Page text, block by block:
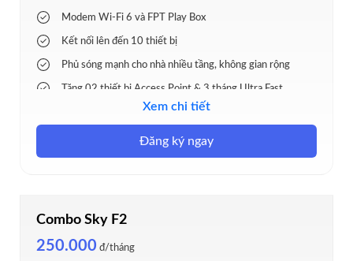
Modem Wi-Fi 6 và FPT Play Box
Kết nối lên đến 10 thiết bị
Phủ sóng mạnh cho nhà nhiều tầng, không gian rộng
Tặng 02 thiết bị Access Point & 3 tháng Ultra Fast
130+ kênh truyền hình, thể thao độc quyền
Xem chi tiết
Đăng ký ngay
Combo Sky F2
250.000 đ/tháng